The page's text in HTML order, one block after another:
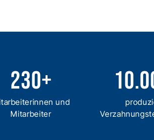
230+
und
Mitarbeiter